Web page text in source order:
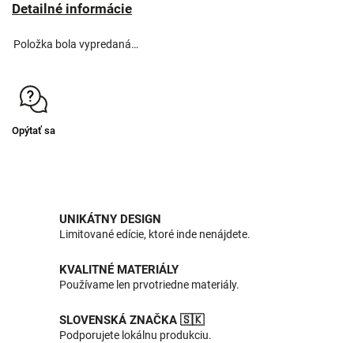
Detailné informácie
Položka bola vypredaná…
Opýtať sa
UNIKÁTNY DESIGN
Limitované edície, ktoré inde nenájdete.
KVALITNÉ MATERIÁLY
Používame len prvotriedne materiály.
SLOVENSKÁ ZNAČKA 🇸🇰
Podporujete lokálnu produkciu.